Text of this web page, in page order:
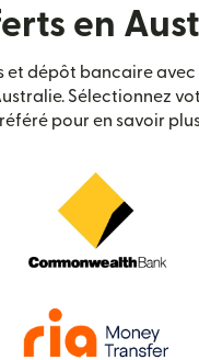
en
et dépôt bancaire
Sélectionnez
pour en savoir